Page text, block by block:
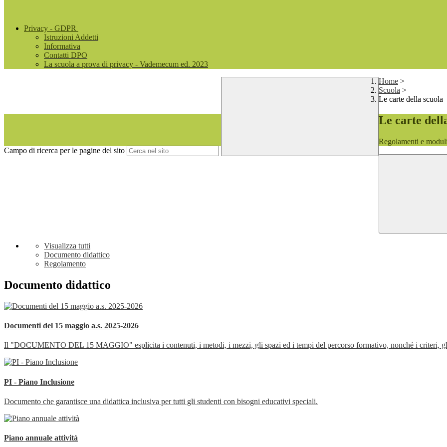
Privacy - GDPR
Istruzioni Addetti
Informativa
Contatti DPO
La scuola a prova di privacy - Vademecum ed. 2023
Campo di ricerca per le pagine del sito
Home >
Scuola >
Le carte della scuola
Le carte
Regolamenti e
Visualizza tutti
Documento didattico
Regolamento
Documento didattico
Documenti del 15 maggio a.s. 2025-2026
Il "DOCUMENTO DEL 15 MAGGIO" esplicita i contenuti, i metodi, i mezzi, gli spazi ed i tempi del percorso formativo, nonché i criteri,
PI - Piano Inclusione
Documento che garantisce una didattica inclusiva per tutti gli studenti con bisogni educativi speciali.
Piano annuale attività